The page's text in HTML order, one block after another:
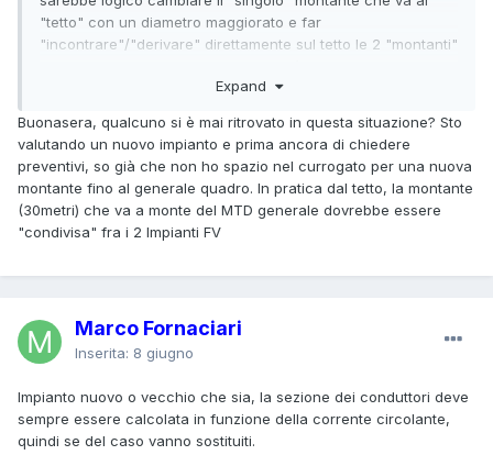
"tetto" con un diametro maggiorato e far
"incontrare"/"derivare" direttamente sul tetto le 2 "montanti"
portare tutto in maniera "indipendente" a monte del
Expand
Buonasera, qualcuno si è mai ritrovato in questa situazione? Sto
valutando un nuovo impianto e prima ancora di chiedere
preventivi, so già che non ho spazio nel currogato per una nuova
montante fino al generale quadro. In pratica dal tetto, la montante
(30metri) che va a monte del MTD generale dovrebbe essere
"condivisa" fra i 2 Impianti FV
Marco Fornaciari
Inserita: 8 giugno
Impianto nuovo o vecchio che sia, la sezione dei conduttori deve
sempre essere calcolata in funzione della corrente circolante,
quindi se del caso vanno sostituiti.